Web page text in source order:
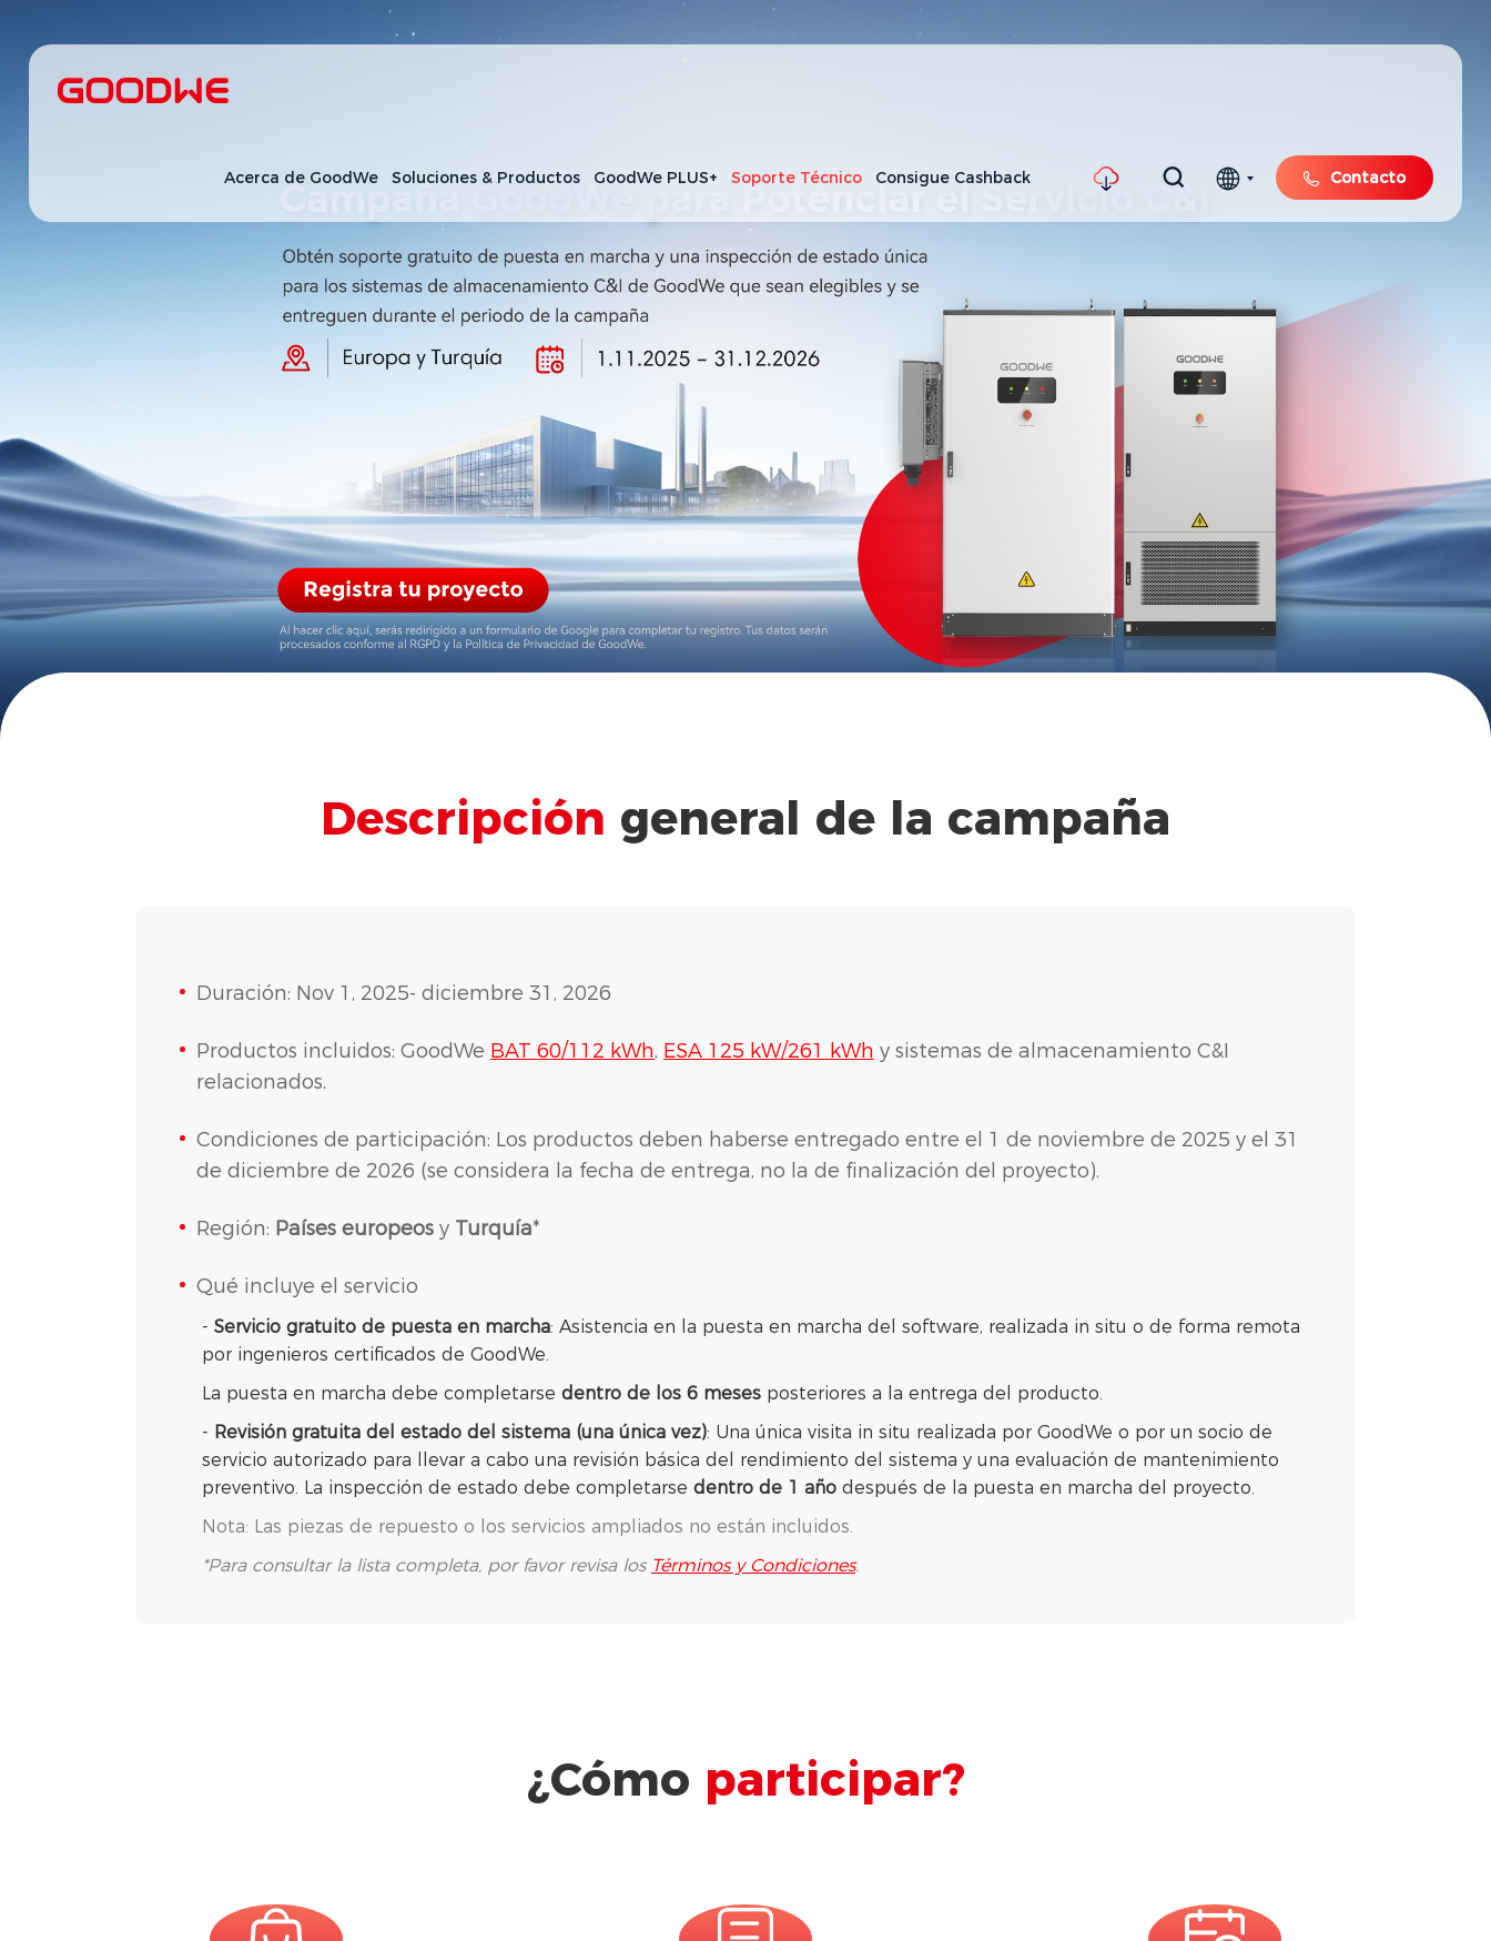
Acerca de GoodWe Soluciones & Productos GoodWe PLUS+ Soporte Técnico Consigue Cashback Contacto
Descripción general de la campaña
Duración: Nov 1, 2025- diciembre 31, 2026
Productos incluidos: GoodWe BAT 60/112 kWh, ESA 125 kW/261 kWh y sistemas de almacenamiento C&I
relacionados.
Condiciones de participación: Los productos deben haberse entregado entre el 1 de noviembre de 2025 y el 31
de diciembre de 2026 (se considera la fecha de entrega, no la de finalización del proyecto).
Región: Países europeos y Turquía*
Qué incluye el servicio
- Servicio gratuito de puesta en marcha: Asistencia en la puesta en marcha del software, realizada in situ o de forma remota
por ingenieros certificados de GoodWe.
La puesta en marcha debe completarse dentro de los 6 meses posteriores a la entrega del producto.
- Revisión gratuita del estado del sistema (una única vez): Una única visita in situ realizada por GoodWe o por un socio de
servicio autorizado para llevar a cabo una revisión básica del rendimiento del sistema y una evaluación de mantenimiento
preventivo. La inspección de estado debe completarse dentro de 1 año después de la puesta en marcha del proyecto.
Nota: Las piezas de repuesto o los servicios ampliados no están incluidos.
*Para consultar la lista completa, por favor revisa los Términos y Condiciones.
¿Cómo participar?